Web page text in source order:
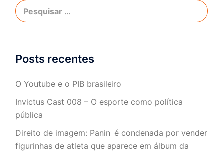
Posts recentes
O Youtube e o PIB brasileiro
Invictus Cast 008 – O esporte como política
pública
Direito de imagem: Panini é condenada por vender
figurinhas de atleta que aparece em álbum da